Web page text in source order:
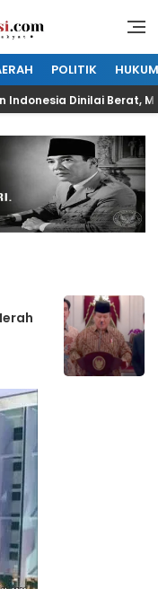
POLITIK HUKUM
Dinilai Berat,